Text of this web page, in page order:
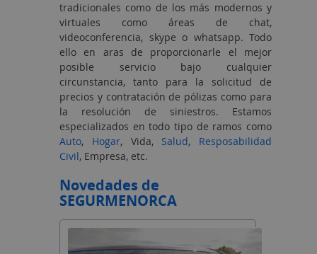
tradicionales como de los más modernos y
virtuales como áreas de chat,
videoconferencia, skype o whatsapp. Todo
ello en aras de proporcionarle el mejor
posible servicio bajo cualquier
circunstancia, tanto para la solicitud de
precios y contratación de pólizas como para
la resolución de siniestros. Estamos
especializados en todo tipo de ramos como
Auto, Hogar, Vida, Salud, Resposabilidad
Civil, Empresa, etc.
Novedades de
SEGURMENORCA